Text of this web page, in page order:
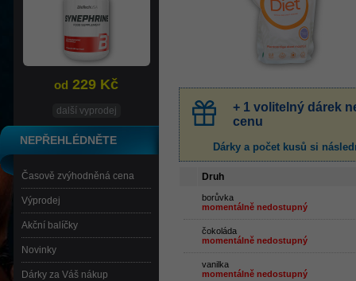
+ 1 volitelný dárek
cenu
Dárky a počet kusů si
Druh
borůvka
momentálně nedostupný
čokoláda
momentálně nedostupný
vanilka
momentálně nedostupný
od 229 Kč
další vyprodej
NEPŘEHLÉDNĚTE
Časově zvýhodněná cena
Výprodej
Akční balíčky
Novinky
Dárky za Váš nákup